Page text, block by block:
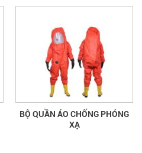
BỘ QUẦN ÁO CHỐNG PHÓNG
XẠ